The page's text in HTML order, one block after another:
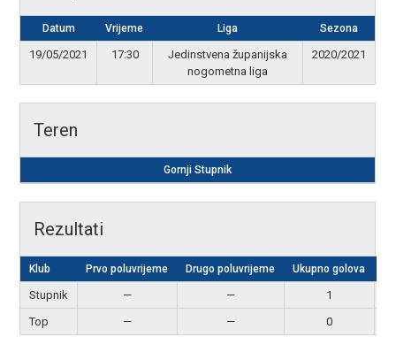
Datum Vrijeme Liga Sezona
19/05/2021 17:30
Jedinstvena županijska
nogometna liga
2020/2021
Teren
Gornji Stupnik
Rezultati
Klub Prvo poluvrijeme Drugo poluvrijeme Ukupno golova
Stupnik — — 1
Top
— — 0